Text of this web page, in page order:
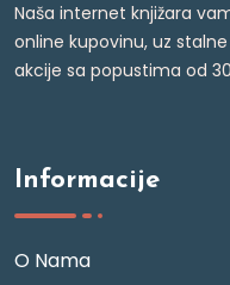
Naša internet knjižara
online kupovinu, uz
akcije sa popustima od
Informacije
O Nama